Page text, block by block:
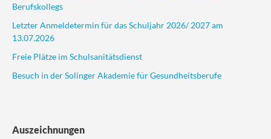
Berufskollegs
Letzter Anmeldetermin für das Schuljahr 2026/ 2027 am
13.07.2026
Freie Plätze im Schulsanitätsdienst
Besuch in der Solinger Akademie für Gesundheitsberufe
Auszeichnungen